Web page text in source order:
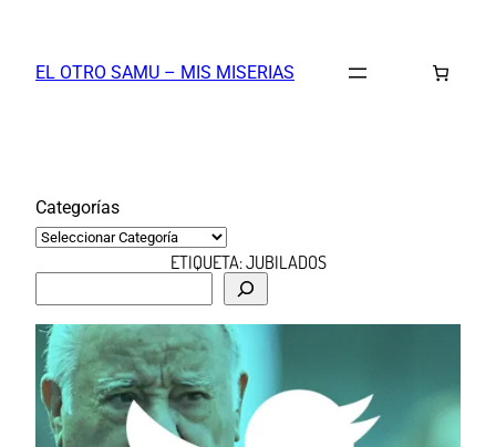
contenido
EL OTRO SAMU – MIS MISERIAS
Categorías
ETIQUETA:JUBILADOS
c
a